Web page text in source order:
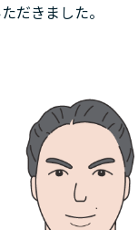
だきました。